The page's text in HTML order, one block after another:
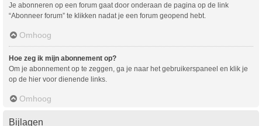
Je abonneren op een forum gaat door onderaan de pagina op de link
“Abonneer forum” te klikken nadat je een forum geopend hebt.
Omhoog
Hoe zeg ik mijn abonnement op?
Om je abonnement op te zeggen, ga je naar het gebruikerspaneel en klik je
op de hier voor dienende links.
Omhoog
Bijlagen